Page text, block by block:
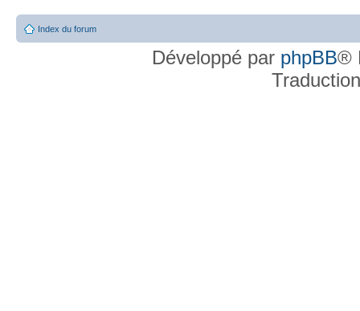
Index du forum
Développé par phpBB®